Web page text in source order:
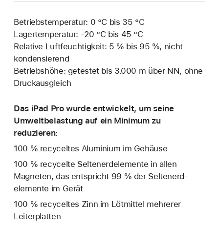
Betriebstemperatur: 0 °C bis 35 °C
Lagertemperatur: ‑20 °C bis 45 °C
Relative Luftfeuchtigkeit: 5 % bis 95 %, nicht
kondensierend
Betriebshöhe: getestet bis 3.000 m über NN, ohne
Druckausgleich
Das iPad Pro wurde entwickelt, um seine
Umweltbelastung auf ein Minimum zu
reduzieren:
100 % recyceltes Aluminium im Gehäuse
100 % recycelte Seltenerd­elemente in allen
Magneten, das entspricht 99 % der Seltenerd­
elemente im Gerät
100 % recyceltes Zinn im Lötmittel mehrerer
Leiterplatten